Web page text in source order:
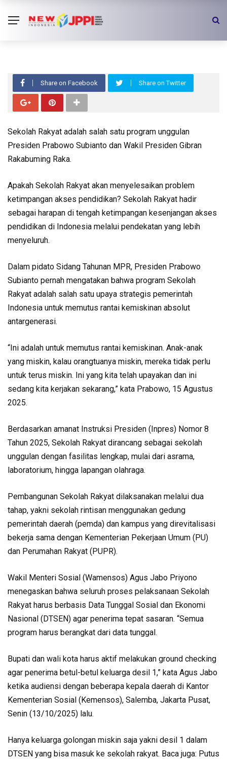
Sekolah Rakyat, Solusi Problem
Ketimpangan Akses Pendidikan?
Share on Facebook Share on Twitter
Sekolah Rakyat adalah salah satu program unggulan
Presiden Prabowo Subianto dan Wakil Presiden Gibran
Rakabuming Raka.
Apakah Sekolah Rakyat akan menyelesaikan problem
ketimpangan akses pendidikan? Sekolah Rakyat hadir
sebagai harapan di tengah ketimpangan kesenjangan akses
pendidikan di Indonesia melalui pendekatan yang lebih
menyeluruh.
Dalam pidato Sidang Tahunan MPR, Presiden Prabowo
Subianto pernah mengatakan bahwa program Sekolah
Rakyat adalah salah satu upaya strategis pemerintah
Indonesia untuk memutus rantai kemiskinan absolut
antargenerasi.
“Ini adalah untuk memutus rantai kemiskinan. Anak-anak
yang miskin, kalau orangtuanya miskin, mereka tidak perlu
untuk terus miskin. Ini yang kita telah upayakan dan ini
sedang kita kerjakan sekarang,” kata Prabowo, 15 Agustus
2025.
Berdasarkan amanat Instruksi Presiden (Inpres) Nomor 8
Tahun 2025, Sekolah Rakyat dirancang sebagai sekolah
unggulan dengan fasilitas lengkap, mulai dari asrama,
laboratorium, hingga lapangan olahraga.
Pembangunan Sekolah Rakyat dilaksanakan melalui dua
tahap, yakni sekolah rintisan menggunakan gedung
pemerintah daerah (pemda) dan kampus yang direvitalisasi
bekerja sama dengan Kementerian Pekerjaan Umum (PU)
dan Perumahan Rakyat (PUPR).
Wakil Menteri Sosial (Wamensos) Agus Jabo Priyono
menegaskan bahwa seluruh proses pelaksanaan Sekolah
Rakyat harus berbasis Data Tunggal Sosial dan Ekonomi
Nasional (DTSEN) agar penerima tepat sasaran. “Semua
program harus berangkat dari data tunggal.
Bupati dan wali kota harus aktif melakukan ground checking
agar penerima betul-betul keluarga desil 1,” kata Agus Jabo
ketika audiensi dengan beberapa kepala daerah di Kantor
Kementerian Sosial (Kemensos), Salemba, Jakarta Pusat,
Senin (13/10/2025) lalu.
Hanya keluarga golongan miskin saja yakni desil 1 dalam
DTSEN yang bisa masuk ke sekolah rakyat. Baca juga: Putus